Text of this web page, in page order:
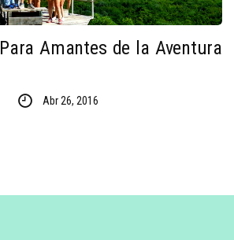
Amantes de la Aventura
Abr 26, 2016